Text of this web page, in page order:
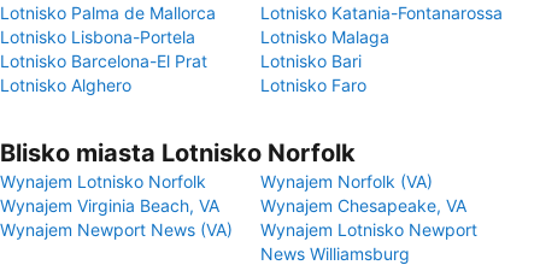
Lotnisko Palma de Mallorca
Lotnisko Katania-Fontanarossa
Lotnisko Lisbona-Portela
Lotnisko Malaga
Lotnisko Barcelona-El Prat
Lotnisko Bari
Lotnisko Alghero
Lotnisko Faro
Blisko miasta Lotnisko Norfolk
Wynajem Lotnisko Norfolk
Wynajem Norfolk (VA)
Wynajem Virginia Beach, VA
Wynajem Chesapeake, VA
Wynajem Newport News (VA)
Wynajem Lotnisko Newport
News Williamsburg